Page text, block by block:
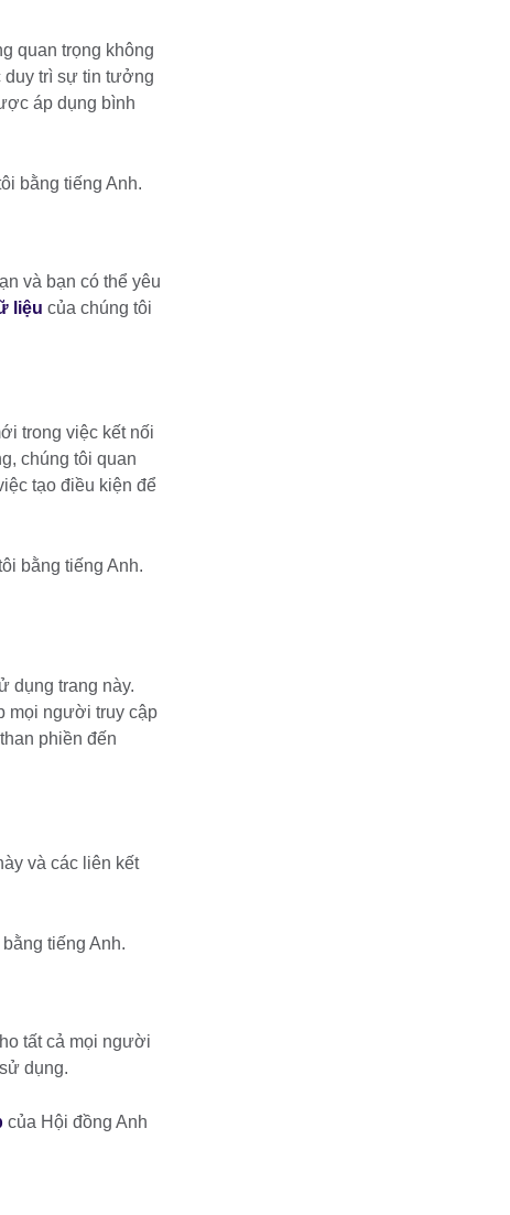
quan trọng không
duy trì sự tin tưởng
áp dụng bình
bằng tiếng Anh.
và bạn có thể yêu
liệu của chúng tôi
trong việc kết nối
chúng tôi quan
tạo điều kiện để
bằng tiếng Anh.
dụng trang này.
mọi người truy cập
phiền đến
và các liên kết
tiếng Anh.
tất cả mọi người
dụng.
của Hội đồng Anh